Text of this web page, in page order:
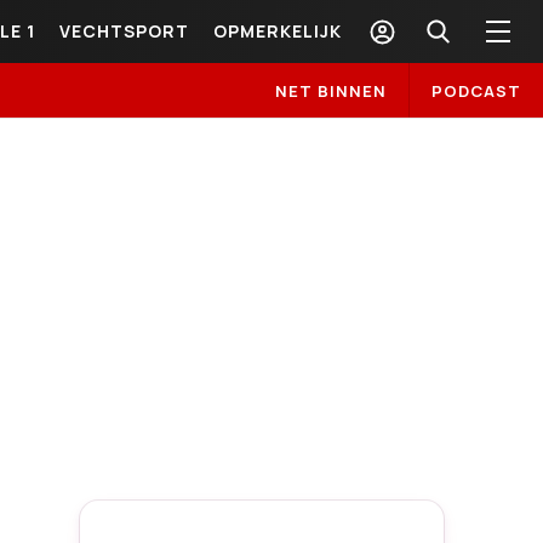
1 VECHTSPORT OPMERKELIJK
NET BINNEN PODCAST